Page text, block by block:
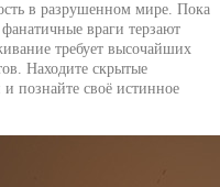
в разрушенном мире. Пока
враги терзают
требует высочайших
Находите скрытые
познайте своё истинное